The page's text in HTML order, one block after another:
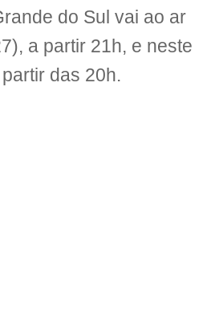
do Sul vai ao ar
a partir 21h, e neste
das 20h.